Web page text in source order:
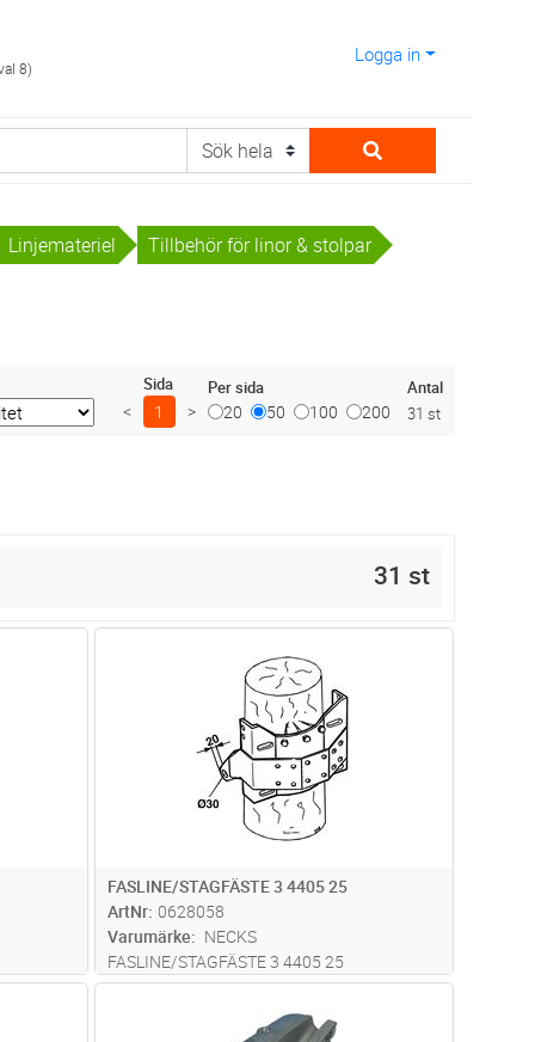
8)
Logga in
Linjemateriel Tillbehör för linor & stolpar
Sida
< 1 >
Per sida
20 50 100 200
Antal
31 st
31 st
en
Lägg i kundvagn
FASLINE/STAGFÄSTE 3 4405 25
ArtNr 0628058
Varumärke
NECKS
FASLINE/STAGFÄSTE 3 4405 25